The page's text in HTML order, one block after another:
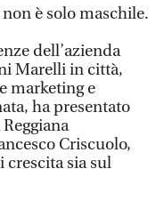
è solo maschile.
dell’azienda
Marelli in città,
marketing e
ha presentato
Criscuolo,
crescita sia sul